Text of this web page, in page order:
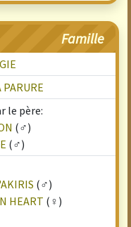
Famille
PARURE
le père:
(♂)
(♂)
(♂)
HEART (♀)